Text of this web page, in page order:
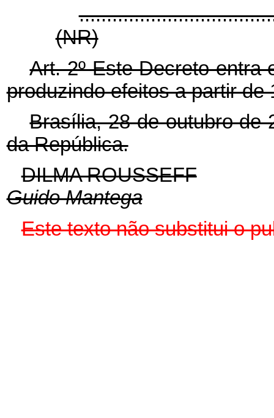
(NR)
Art. 2º Este Decreto entra
produzindo efeitos a partir de
Brasília, 28 de outubro de
da República.
DILMA ROUSSEFF
Guido Mantega
Este texto não substitui o